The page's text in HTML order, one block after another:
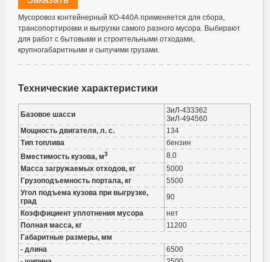
Мусоровоз контейнерный КО-440А применяется для сбора,
трансопортировки и выгрузки самого разного мусора. Выбирают
для работ с бытовыми и строительными отходами,
крупногабаритными и сыпучими грузами.
Технические характеристики
Базовое шасси
ЗиЛ-433362
ЗиЛ-494560
Мощность двигателя, л. с.
134
Тип топлива
бензин
Вместимость кузова, м3
8,0
Масса загружаемых отходов, кг
5000
Грузоподъемность портала, кг
5500
Угол подъема кузова при выгрузке,
град
90
Коэффициент уплотнения мусора
нет
Полная масса, кг
11200
Габаритные размеры, мм
- длина
6500